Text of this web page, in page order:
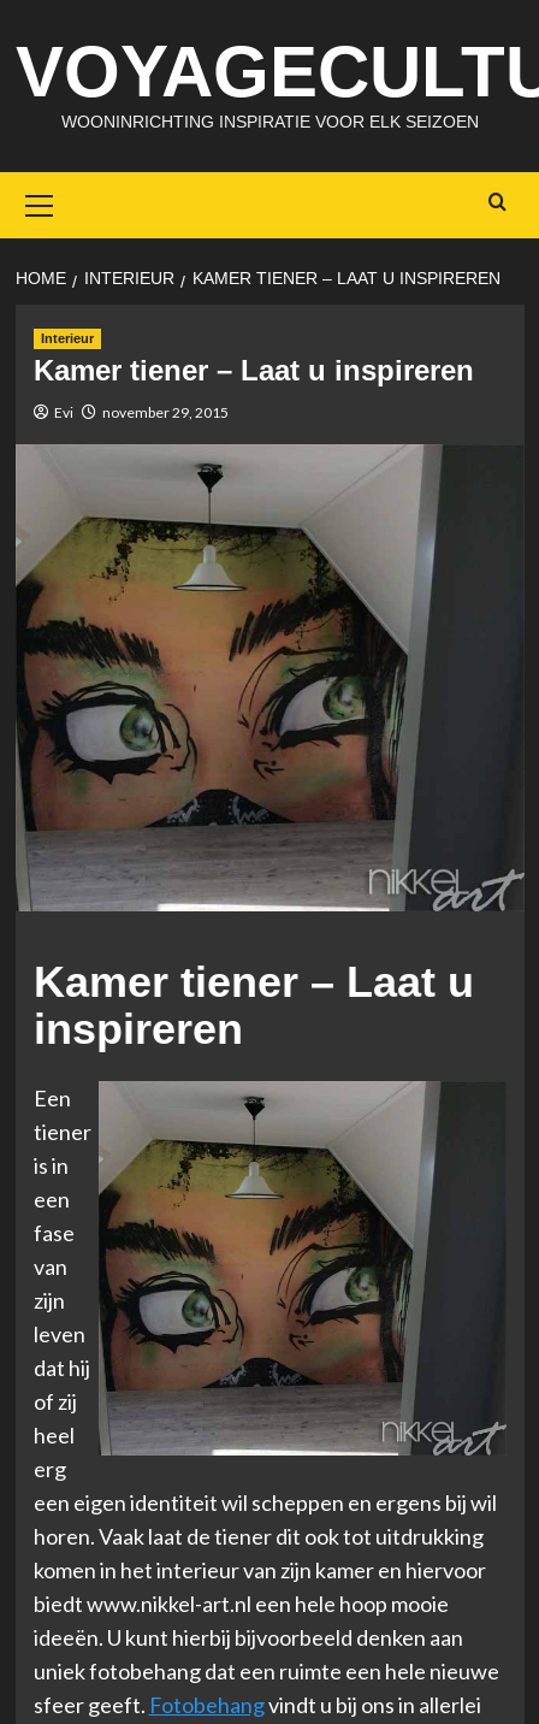
to
content
WOONINRICHTING INSPIRATIE VOOR ELK SEIZOEN
Menu
HOME INTERIEUR KAMER TIENER – LAAT U INSPIREREN
Interieur
Kamer tiener – Laat u inspireren
Evi november 29, 2015
Kamer tiener – Laat u
inspireren
Een
tiener
is in
een
fase
van
zijn
leven
dat hij
of zij
heel
erg
een eigen identiteit wil scheppen en ergens bij wil
horen. Vaak laat de tiener dit ook tot uitdrukking
komen in het interieur van zijn kamer en hiervoor
biedt www.nikkel-art.nl een hele hoop mooie
ideeën. U kunt hierbij bijvoorbeeld denken aan
uniek fotobehang dat een ruimte een hele nieuwe
sfeer geeft. Fotobehangvindt u bij ons in allerlei